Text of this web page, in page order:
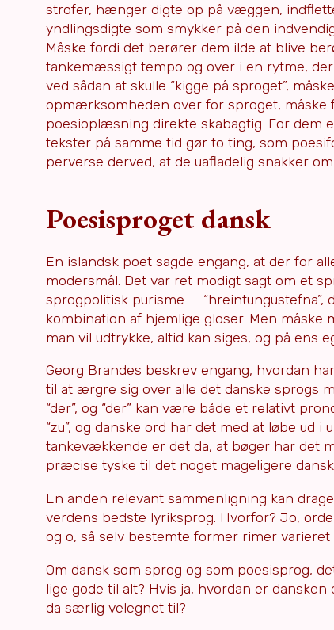
strofer, hænger digte op på væggen,
yndlingsdigte som smykker på den
Måske fordi det berører dem ilde at blive
tankemæssigt tempo og over i en rytme,
ved sådan at skulle “kigge på sproget”,
opmærksomheden over for sproget, måske
poesioplæsning direkte skabagtig. For
tekster på samme tid gør to ting, som
perverse derved, at de uafladelig snakker
Poesisproget dansk
En islandsk poet sagde engang, at der for
modersmål. Det var ret modigt sagt om et
sprogpolitisk purisme —
kombination af hjemlige gloser. Men måske
man vil udtrykke, altid kan siges, og på ens
Georg Brandes beskrev engang, hvordan
til at ærgre sig over alle det danske sprogs
“der”, og “der” kan være både et relativt
“zu”, og danske ord har det med at løbe ud
tankevækkende er det da, at bøger har det
præcise tyske til det noget mageligere
En anden relevant sammenligning kan
verdens bedste lyriksprog. Hvorfor? Jo,
og o, så selv bestemte former rimer varieret
Om dansk som sprog og som poesisprog,
lige gode til alt? Hvis ja, hvordan er
da særlig velegnet til?